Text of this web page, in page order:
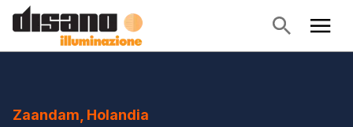
Zaandam, Holandia